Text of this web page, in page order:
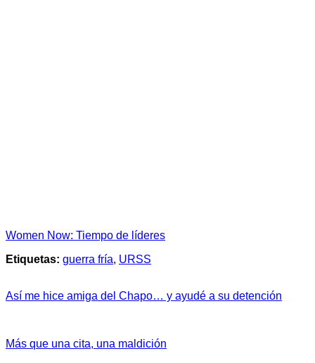
Women Now: Tiempo de líderes
Etiquetas: guerra fría, URSS
Así me hice amiga del Chapo… y ayudé a su detención
Más que una cita, una maldición